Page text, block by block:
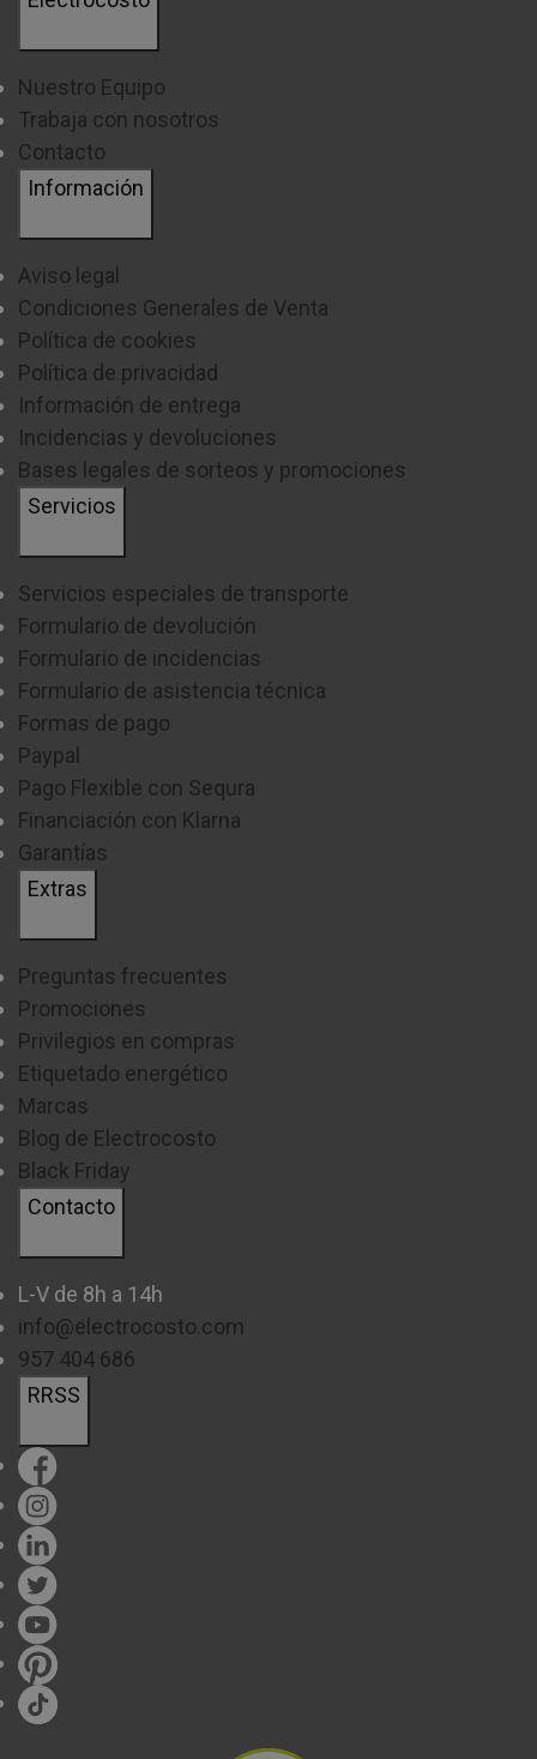
Nuestro Equipo
Trabaja con nosotros
Contacto
Información
Aviso legal
Condiciones Generales de Venta
Política de cookies
Política de privacidad
Información de entrega
Incidencias y devoluciones
Bases legales de sorteos y promociones
Servicios
Servicios especiales de transporte
Formulario de devolución
Formulario de incidencias
Formulario de asistencia técnica
Formas de pago
Paypal
Pago Flexible con Sequra
Financiación con Klarna
Garantías
Extras
Preguntas frecuentes
Promociones
Privilegios en compras
Etiquetado energético
Marcas
Blog de Electrocosto
Black Friday
Contacto
L-V de 8h a 14h
info@electrocosto.com
957 404 686
RRSS